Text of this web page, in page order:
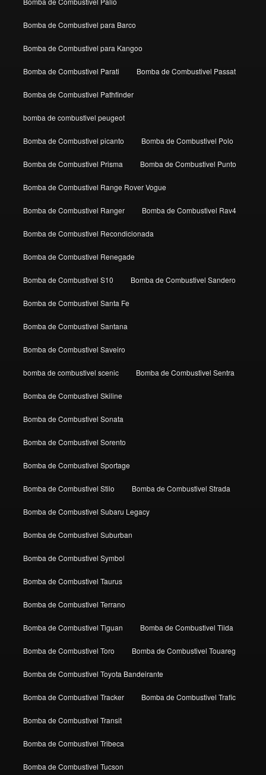
Bomba de Combustivel para Barco
Bomba de Combustivel para Kangoo
Bomba de Combustivel Parati Bomba de Combustivel Passat
Bomba de Combustivel Pathfinder
bomba de combustivel peugeot
Bomba de Combustivel picanto Bomba de Combustivel Polo
Bomba de Combustivel Prisma Bomba de Combustivel Punto
Bomba de Combustivel Range Rover Vogue
Bomba de Combustivel Ranger Bomba de Combustivel Rav4
Bomba de Combustivel Recondicionada
Bomba de Combustivel Renegade
Bomba de Combustivel S10 Bomba de Combustivel Sandero
Bomba de Combustivel Santa Fe
Bomba de Combustivel Santana
Bomba de Combustivel Saveiro
bomba de combustivel scenic Bomba de Combustivel Sentra
Bomba de Combustivel Skiline
Bomba de Combustivel Sonata
Bomba de Combustivel Sorento
Bomba de Combustivel Sportage
Bomba de Combustivel Stilo Bomba de Combustivel Strada
Bomba de Combustivel Subaru Legacy
Bomba de Combustivel Suburban
Bomba de Combustivel Symbol
Bomba de Combustivel Taurus
Bomba de Combustivel Terrano
Bomba de Combustivel Tiguan Bomba de Combustivel Tiida
Bomba de Combustivel Toro Bomba de Combustivel Touareg
Bomba de Combustivel Toyota Bandeirante
Bomba de Combustivel Tracker Bomba de Combustivel Trafic
Bomba de Combustivel Transit
Bomba de Combustivel Tribeca
Bomba de Combustivel Tucson